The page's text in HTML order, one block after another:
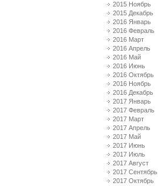
2015 Ноябрь
2015 Декабрь
2016 Январь
2016 Февраль
2016 Март
2016 Апрель
2016 Май
2016 Июнь
2016 Октябрь
2016 Ноябрь
2016 Декабрь
2017 Январь
2017 Февраль
2017 Март
2017 Апрель
2017 Май
2017 Июнь
2017 Июль
2017 Август
2017 Сентябрь
2017 Октябрь